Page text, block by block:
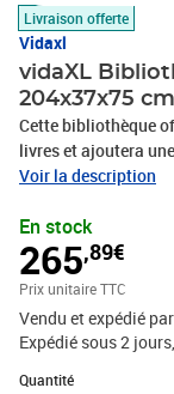
Livraison offerte
Vidaxl
vidaXL
204x37x75 cm
Cette bibliothèque
livres et ajoutera
Matériau robuste et
résistance, stabilité
rangement : la
rangement pour
documents en bon
l'armoire de
décoratifs, cadres
vos essentiels à
Voir la description
En stock
265,89€
Prix unitaire TTC
Vendu et expédié par
Expédié sous 2 jours
Quantité
Quantité : 1